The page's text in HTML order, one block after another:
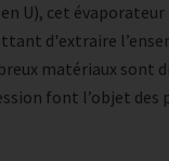
U), cet
d'extraire
matériaux sont
font l’objet des